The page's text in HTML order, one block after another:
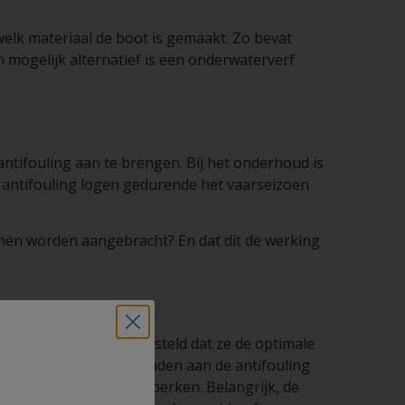
materiaal de boot is gemaakt. Zo bevat
mogelijk alternatief is een onderwaterverf
aan te brengen. Bij het onderhoud is
logen gedurende het vaarseizoen
worden aangebracht? En dat dit de werking
zijn zo samengesteld dat ze de optimale
beïnvloeden. Wij raden aan de antifouling
maximaal 5% te beperken. Belangrijk, de